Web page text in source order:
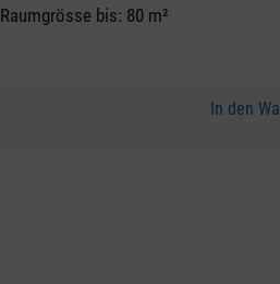
Raumgrösse bis: 80 m²
In den